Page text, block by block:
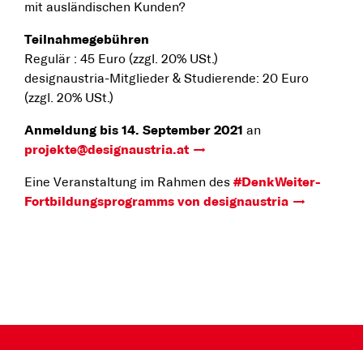
mit ausländischen Kunden?
Teilnahmegebühren
Regulär : 45 Euro (zzgl. 20% USt.)
designaustria-Mitglieder & Studierende: 20 Euro
(zzgl. 20% USt.)
Anmeldung bis 14. September 2021 an
projekte@designaustria.at
Eine Veranstaltung im Rahmen des #DenkWeiter-
Fortbildungsprogramms von designaustria